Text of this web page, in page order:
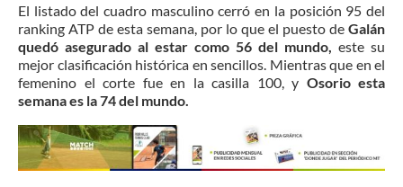
El listado del cuadro masculino cerró en la posición 95 del
ranking ATP de esta semana, por lo que el puesto de Galán
quedó asegurado al estar como 56 del mundo, este su
mejor clasificación histórica en sencillos. Mientras que en el
femenino el corte fue en la casilla 100, y Osorio esta
semana es la 74 del mundo.